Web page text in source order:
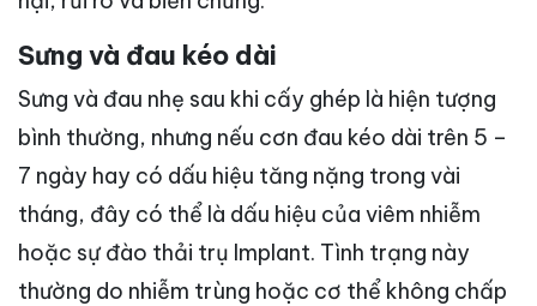
Sưng và đau kéo dài
Sưng và đau nhẹ sau khi cấy ghép là hiện tượng
bình thường, nhưng nếu cơn đau kéo dài trên 5 –
7 ngày hay có dấu hiệu tăng nặng trong vài
tháng, đây có thể là dấu hiệu của viêm nhiễm
hoặc sự đào thải trụ Implant. Tình trạng này
thường do nhiễm trùng hoặc cơ thể không chấp